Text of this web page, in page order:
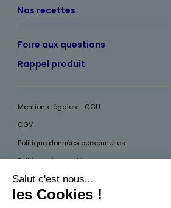
Nos recettes
Foire aux questions
Rappel produit
Mentions légales - CGU
CGV
Politique données personnelles
Politique des cookies
Accessibilité